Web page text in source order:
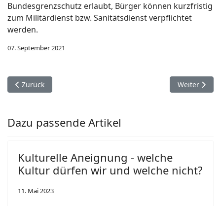
Bundesgrenzschutz erlaubt, Bürger können kurzfristig
zum Militärdienst bzw. Sanitätsdienst verpflichtet
werden.
07. September 2021
Vorheriger Beitrag: Weitblick und Mr. Trump
Zurück Nächster
Weiter
Dazu passende Artikel
Kulturelle Aneignung - welche
Kultur dürfen wir und welche nicht?
11. Mai 2023